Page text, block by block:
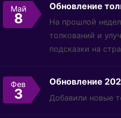
Май
8
Обновление
На прошлой
толкований и
подсказки на
Фев
3
Обновление
Добавили новые